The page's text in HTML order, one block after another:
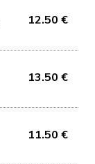
12.50 €
13.50 €
11.50 €